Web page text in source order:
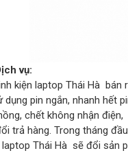
vụ:
kiện laptop Thái Hà bán
dụng pin ngắn, nhanh hết
chết không nhận
trả hàng. Trong tháng
Thái Hà sẽ đổi sản